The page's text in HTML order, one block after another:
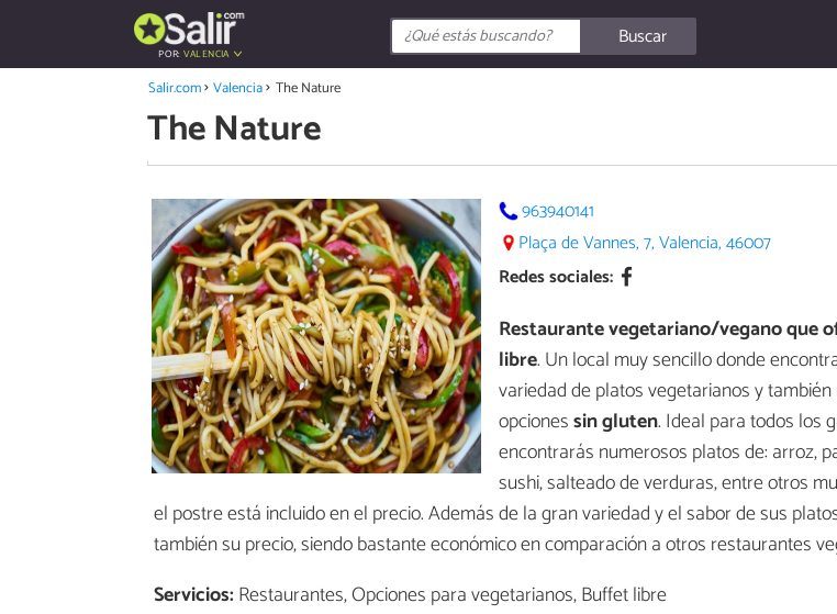
POR:VALENCIA
Buscar
Salir.com Valencia The Nature
The Nature
963940141
Plaça de Vannes, 7, Valencia, 46007
Redes sociales:
Restaurante vegetariano/vegano que
libre. Un local muy sencillo donde
variedad de platos vegetarianos y
opcionessin gluten. Ideal para todos los
encontrarás numerosos platos de: arroz,
sushi, salteado de verduras, entre otros
el postre está incluido en el precio. Además de la gran variedad y el sabor de sus
también su precio, siendo bastante económico en comparación a otros restaurantes
Servicios:Restaurantes, Opciones para vegetarianos, Buffet libre